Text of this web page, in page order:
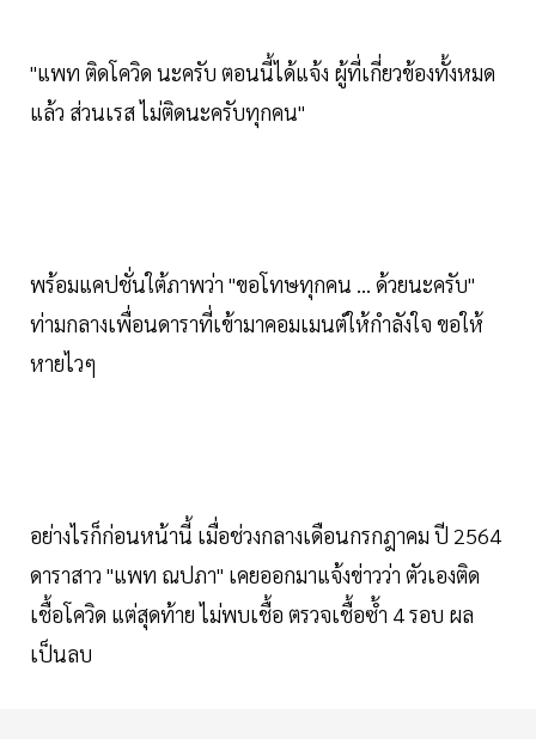
"แพท ติดโควิด นะครับ ตอนนี้ได้แจ้ง ผู้ที่เกี่ยวข้องทั้งหมด
แล้ว ส่วนเรส ไม่ติดนะครับทุกคน"
พร้อมแคปชั่นใต้ภาพว่า "ขอโทษทุกคน … ด้วยนะครับ"
ท่ามกลางเพื่อนดาราที่เข้ามาคอมเมนต์ให้กำลังใจ ขอให้
หายไวๆ
อย่างไรก็ก่อนหน้านี้ เมื่อช่วงกลางเดือนกรกฎาคม ปี 2564
ดาราสาว "แพท ณปภา" เคยออกมาแจ้งข่าวว่า ตัวเองติด
เชื้อโควิด แต่สุดท้าย ไม่พบเชื้อ ตรวจเชื้อซ้ำ 4 รอบ ผล
เป็นลบ